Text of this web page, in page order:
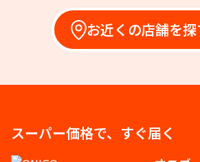
お近くの店舗を探
スーパー価格で、すぐ届く